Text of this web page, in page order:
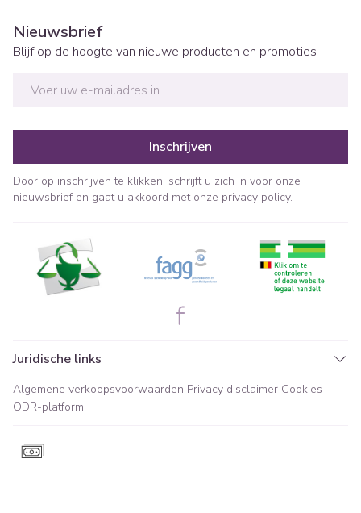
Nieuwsbrief
Blijf op de hoogte van nieuwe producten en promoties
Inschrijven
Door op inschrijven te klikken, schrijft u zich in voor onze
nieuwsbrief en gaat u akkoord met onze privacy policy.
Juridische links
Algemene verkoopsvoorwaarden Privacy disclaimer Cookies
ODR-platform